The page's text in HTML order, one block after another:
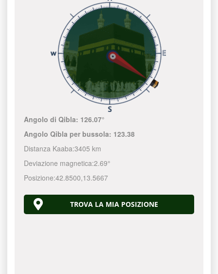
Angolo di Qibla: 126.07°
Angolo Qibla per bussola: 123.38
Distanza Kaaba:3405 km
Deviazione magnetica:2.69°
Posizione:42.8500,13.5667
TROVA LA MIA POSIZIONE